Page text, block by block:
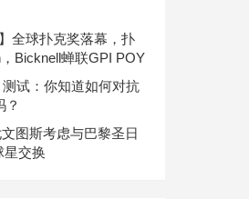
全球扑克奖落幕，扑
Bicknell蝉联GPI POY
测试：你知道如何对抗
？
图斯考虑与巴黎圣日
星交换